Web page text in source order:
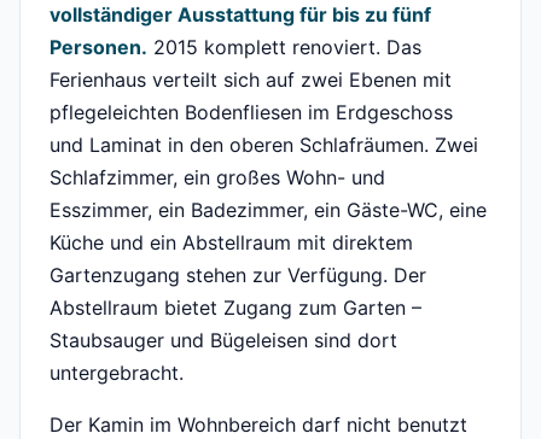
vollständiger Ausstattung für bis zu fünf
Personen. 2015 komplett renoviert. Das
Ferienhaus verteilt sich auf zwei Ebenen mit
pflegeleichten Bodenfliesen im Erdgeschoss
und Laminat in den oberen Schlafräumen. Zwei
Schlafzimmer, ein großes Wohn- und
Esszimmer, ein Badezimmer, ein Gäste-WC, eine
Küche und ein Abstellraum mit direktem
Gartenzugang stehen zur Verfügung. Der
Abstellraum bietet Zugang zum Garten –
Staubsauger und Bügeleisen sind dort
untergebracht.
Der Kamin im Wohnbereich darf nicht benutzt